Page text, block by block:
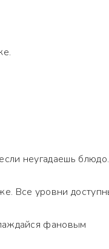
неугадаешь блюдо.
Все уровни
фановым